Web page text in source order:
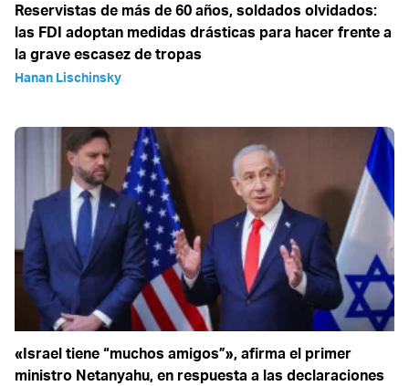
Reservistas de más de 60 años, soldados olvidados:
las FDI adoptan medidas drásticas para hacer frente a
la grave escasez de tropas
Hanan Lischinsky
«Israel tiene “muchos amigos”», afirma el primer
ministro Netanyahu, en respuesta a las declaraciones